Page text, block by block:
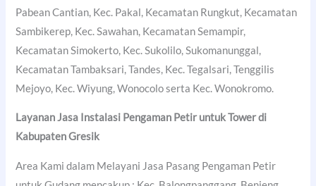
Pabean Cantian, Kec. Pakal, Kecamatan Rungkut, Kecamatan
Sambikerep, Kec. Sawahan, Kecamatan Semampir,
Kecamatan Simokerto, Kec. Sukolilo, Sukomanunggal,
Kecamatan Tambaksari, Tandes, Kec. Tegalsari, Tenggilis
Mejoyo, Kec. Wiyung, Wonocolo serta Kec. Wonokromo.
Layanan Jasa Instalasi Pengaman Petir untuk Tower di
Kabupaten Gresik
Area Kami dalam Melayani Jasa Pasang Pengaman Petir